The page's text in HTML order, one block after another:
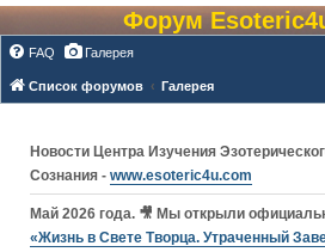
Форум
FAQ Галерея
Список форумов Галерея
Новости Центра Изучения
Сознания - www.esoteric4u.com
Май 2026 года. 🎥 Мы открыли
«Жизнь в Свете Творца. Утраченный